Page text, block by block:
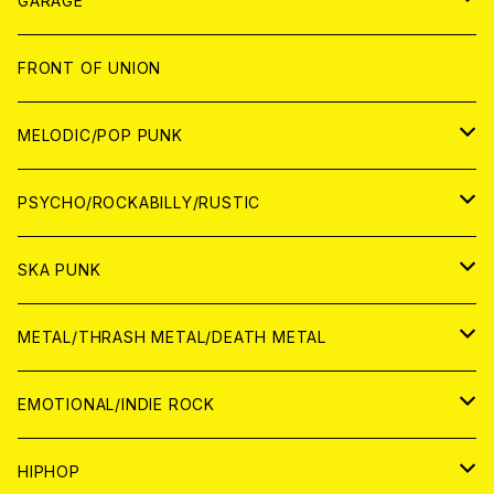
JAPAN
アナログ
CD
WORLD
アナログ
CD
FRONT OF UNION
MELODIC/POP PUNK
JAPAN
CD
ANALOG
WORLD
CD
ANALOG
PSYCHO/ROCKABILLY/RUSTIC
JAPAN
CD
ANALOG
WORLD
CD
ANALOG
SKA PUNK
JAPAN
CD
ANALOG
WORLD
CD
METAL/THRASH METAL/DEATH METAL
JAPAN
CD
WORLD
EMOTIONAL/INDIE ROCK
JAPAN
HIPHOP